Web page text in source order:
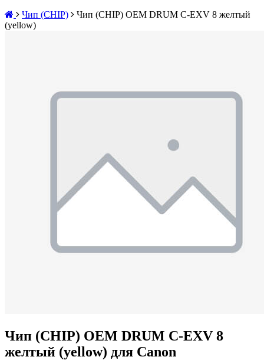
Чип (CHIP)
Чип (CHIP) OEM DRUM C-EXV 8 желтый
(yellow)
Чип (CHIP) OEM DRUM C-EXV 8
желтый (yellow) для Canon